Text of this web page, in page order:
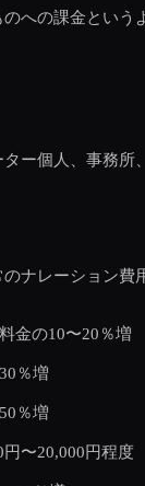
への課金という
ー個人、事務所
ナレーション費
金の10〜20％増
％増
％増
〜20,000円程度